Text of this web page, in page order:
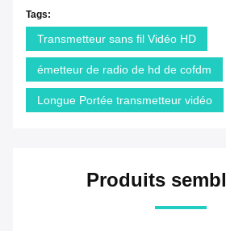
Tags:
Transmetteur sans fil Vidéo HD
émetteur de radio de hd de cofdm
Longue Portée transmetteur vidéo
Produits